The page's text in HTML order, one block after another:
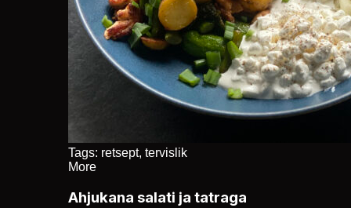
Tags: retsept, tervislik
More
Ahjukana salati ja tatraga